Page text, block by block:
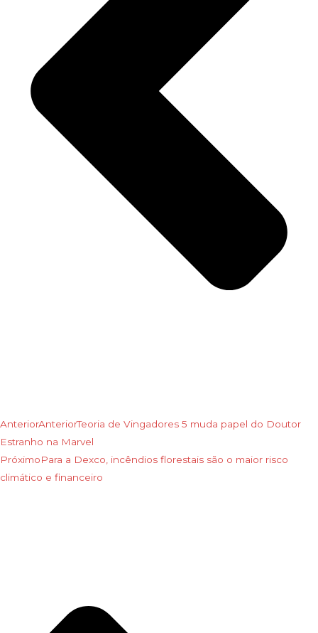
AnteriorAnteriorTeoria de Vingadores 5 muda papel do Doutor
Estranho na Marvel
PróximoPara a Dexco, incêndios florestais são o maior risco
climático e financeiro